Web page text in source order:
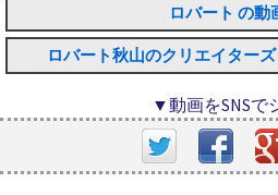
ロバート の動
ロバート秋山のクリエイター
▼動画をSNSで